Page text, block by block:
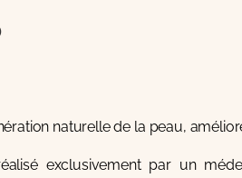
naturelle de la peau,
exclusivement par un